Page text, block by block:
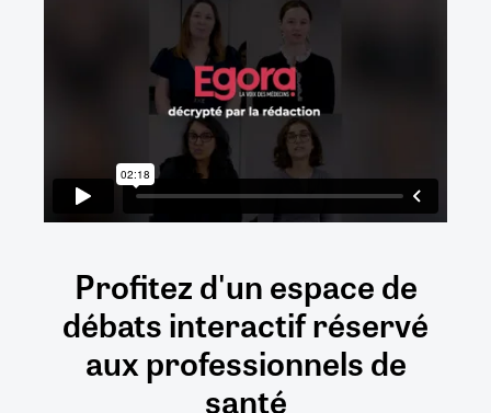
Profitez d'un espace de
débatsinteractifréservé
auxprofessionnels de
santé